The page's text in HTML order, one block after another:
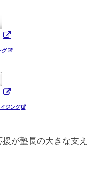
グ
ジング
援が塾長の大きな支え